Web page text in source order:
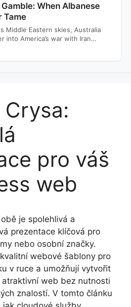
When Albanese
Tame
Middle Eastern skies, Australia
into America’s war with Iran
pro váš
web
je spolehlivá a
prezentace klíčová pro
nebo osobní značky.
webové šablony pro
v ruce a umožňují vytvořit
web bez nutnosti
znalostí. V tomto článku